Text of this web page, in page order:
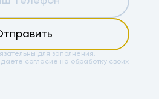
для заполнения.
согласие на обработку своих